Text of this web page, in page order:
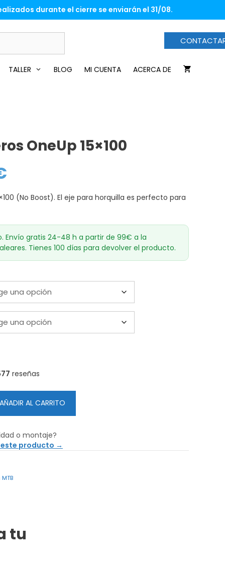
durante el cierre se enviarán el 31/08.
TALLER BLOG MI CUENTA ACERCA DE
OneUp 15×100
28,90€.(No Boost). El eje para horquilla es perfecto para
Envío gratis 24-48 h a partir de 99€ a la
Tienes 100 días para devolver el producto.
reseñas
AÑADIR AL CARRITO
o montaje?
producto →
tu
era:
es:
28,90€.